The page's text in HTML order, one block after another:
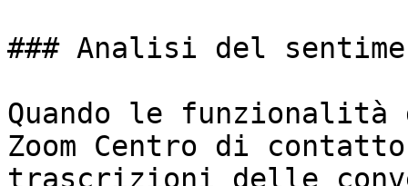
### Analisi del
Quando le
Zoom Centro di
trascrizioni delle